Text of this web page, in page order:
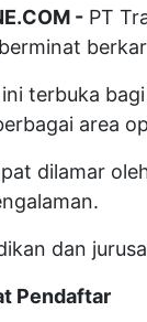
- PT
terbuka
area
dilamar
dan
Pendaftar